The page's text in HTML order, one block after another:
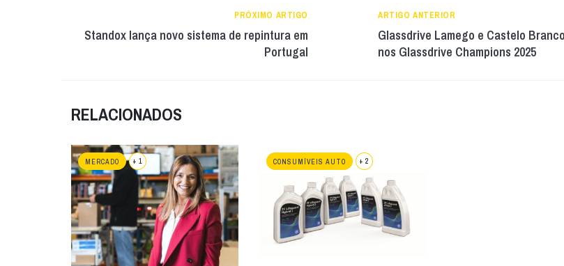
PRÓXIMO ARTIGO
Standox lança novo sistema de repintura em
Portugal
ARTIGO ANTERIOR
Glassdrive Lamego e Castelo
nos Glassdrive Champions 2025
RELACIONADOS
MERCADO + 1 CONSUMÍVEIS AUTO + 2